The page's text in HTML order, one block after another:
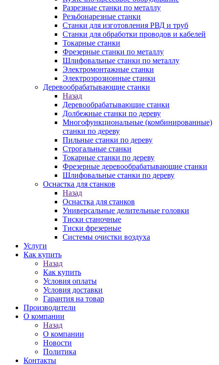
Разрезные станки по металлу
Резьбонарезные станки
Станки для изготовления РВД и труб
Станки для обработки проводов и кабелей
Токарные станки
Фрезерные станки по металлу
Шлифовальные станки по металлу
Электромонтажные станки
Электроэрозионные станки
Деревообрабатывающие станки
Назад
Деревообрабатывающие станки
Долбежные станки по дереву
Многофункциональные (комбинированные)
станки по дереву
Пильные станки по дереву
Строгальные станки
Токарные станки по дереву
Фрезерные деревообрабатывающие станки
Шлифовальные станки по дереву
Оснастка для станков
Назад
Оснастка для станков
Универсальные делительные головки
Тиски станочные
Тиски фрезерные
Системы очистки воздуха
Услуги
Как купить
Назад
Как купить
Условия оплаты
Условия доставки
Гарантия на товар
Производители
О компании
Назад
О компании
Новости
Политика
Контакты